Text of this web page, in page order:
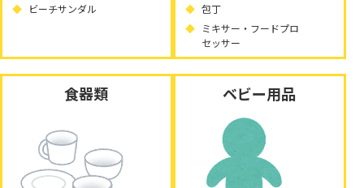
ビーチサンダル
包丁
ミキサー・フードプロ
セッサー
食器類 ベビー用品